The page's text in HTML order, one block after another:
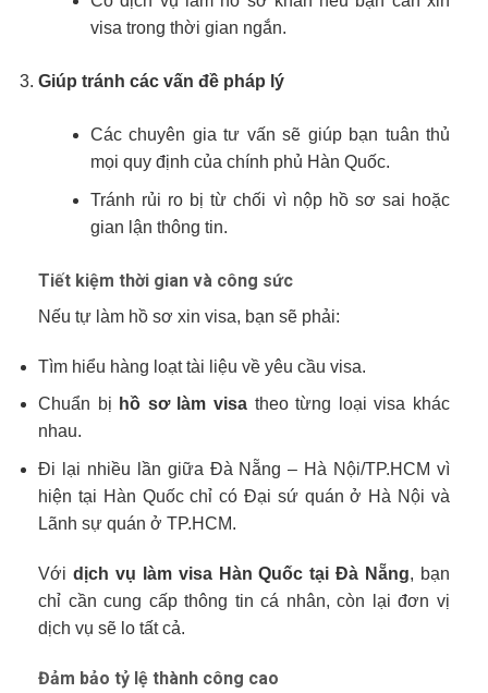
visa trong thời gian ngắn.
Giúp tránh các vấn đề pháp lý
Các chuyên gia tư vấn sẽ giúp bạn tuân thủ
mọi quy định của chính phủ Hàn Quốc.
Tránh rủi ro bị từ chối vì nộp hồ sơ sai hoặc
gian lận thông tin.
Tiết kiệm thời gian và công sức
Nếu tự làm hồ sơ xin visa, bạn sẽ phải:
Tìm hiểu hàng loạt tài liệu về yêu cầu visa.
Chuẩn bị hồ sơ làm visa theo từng loại visa khác
nhau.
Đi lại nhiều lần giữa Đà Nẵng – Hà Nội/TP.HCM vì
hiện tại Hàn Quốc chỉ có Đại sứ quán ở Hà Nội và
Lãnh sự quán ở TP.HCM.
Với dịch vụ làm visa Hàn Quốc tại Đà Nẵng, bạn
chỉ cần cung cấp thông tin cá nhân, còn lại đơn vị
dịch vụ sẽ lo tất cả.
Đảm bảo tỷ lệ thành công cao